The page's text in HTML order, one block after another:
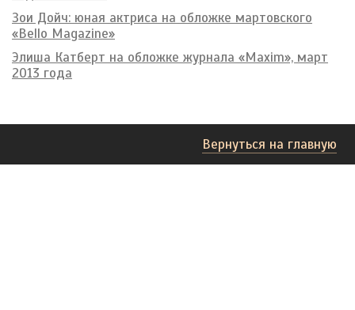
Зои Дойч: юная актриса на обложке мартовского
«Bello Magazine»
Элиша Катберт на обложке журнала «Maxim», март
2013 года
Вернуться на главную